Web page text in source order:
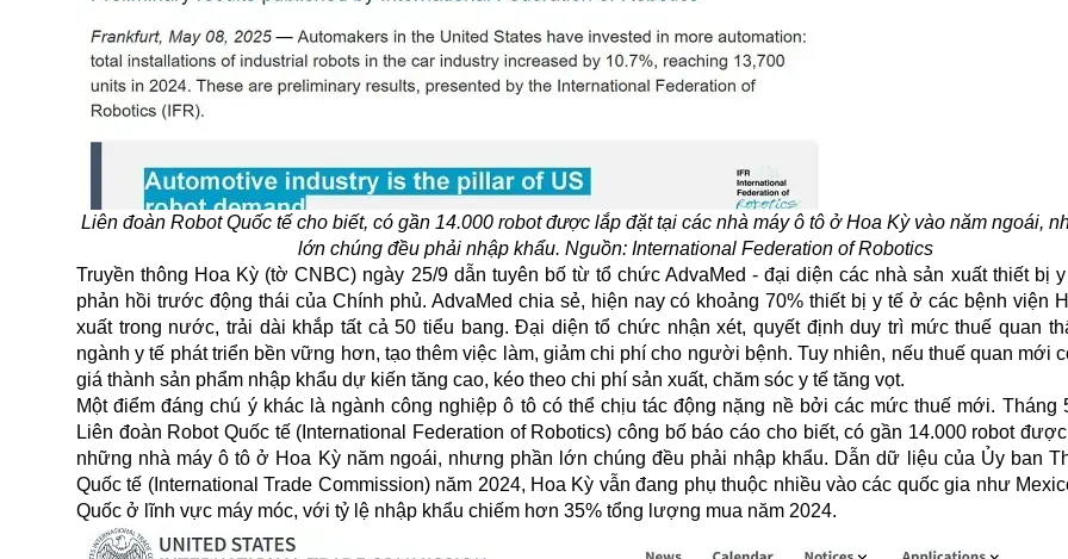
Liên đoàn Robot Quốc tế cho biết, có gần 14.000 robot được lắp đặt tại các nhà máy ô tô ở Hoa Kỳ vào năm ngoái,
lớn chúng đều phải nhập khẩu. Nguồn: International Federation of Robotics
Truyền thông Hoa Kỳ (tờ CNBC) ngày 25/9 dẫn tuyên bố từ tổ chức AdvaMed - đại diện các nhà sản xuất thiết bị
phản hồi trước động thái của Chính phủ. AdvaMed chia sẻ, hiện nay có khoảng 70% thiết bị y tế ở các bệnh viện
xuất trong nước, trải dài khắp tất cả 50 tiểu bang. Đại diện tổ chức nhận xét, quyết định duy trì mứcthuế quan
ngành y tế phát triển bền vững hơn, tạo thêm việc làm, giảm chi phí cho người bệnh. Tuy nhiên, nếu thuế quan mới
giá thành sản phẩm nhập khẩu dự kiến tăng cao, kéo theo chi phí sản xuất, chăm sóc y tế tăng vọt.
Một điểm đáng chú ý khác là ngành công nghiệp ô tô có thể chịu tác động nặng nề bởi các mức thuế mới. Tháng
Liên đoàn Robot Quốc tế (International Federation of Robotics) công bố báo cáo cho biết, có gần 14.000 robot
những nhà máy ô tô ở Hoa Kỳ năm ngoái, nhưng phần lớn chúng đều phải nhập khẩu. Dẫn dữ liệu của Ủy ban
Quốc tế (International Trade Commission) năm 2024, Hoa Kỳ vẫn đang phụ thuộc nhiều vào các quốc gia như
Quốc ở lĩnh vực máy móc, với tỷ lệ nhập khẩu chiếm hơn 35% tổng lượng mua năm 2024.